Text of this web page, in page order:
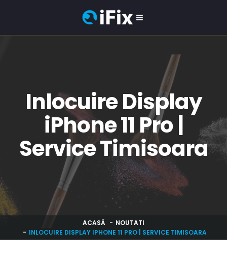
Inlocuire Display
iPhone 11 Pro |
Service Timisoara
ACASĂ
NOUTATI
INLOCUIRE DISPLAY IPHONE 11 PRO | SERVICE TIMISOARA